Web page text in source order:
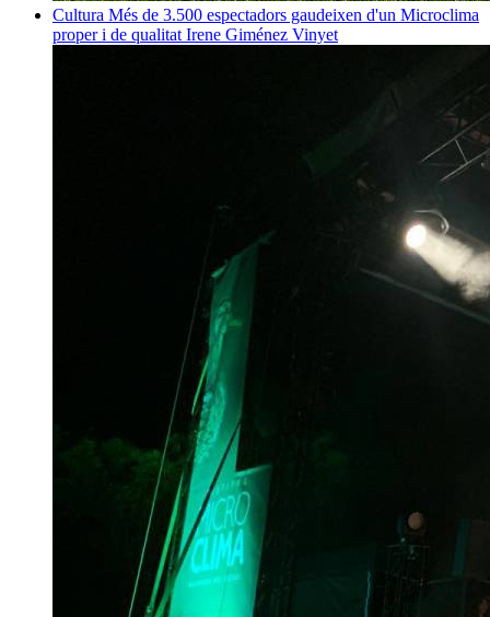
Cultura Més de 3.500 espectadors gaudeixen d'un Microclima
proper i de qualitat Irene Giménez Vinyet